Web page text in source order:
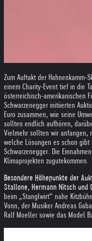
Zum Auftakt der Hahnenkamm-
einem Charity-Event tief in die
österreichisch-amerikanischen
Schwarzenegger initiierten
Euro zusammen, wie seine
sollten endlich aufhören,
Vielmehr sollten wir anfangen,
welche Lösungen es schon
Schwarzenegger. Die
Klimaprojekten zugutekommen.
Besondere Höhepunkte der
Stallone, Hermann Nitsch und
beim „Stanglwirt“ nahe
Vonn, der Musiker Andreas
Ralf Moeller sowie das Model